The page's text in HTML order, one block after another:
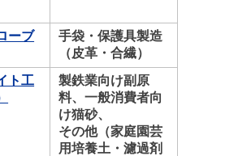
ーブ
手袋・保護具製造
（皮革・合繊）
ト工
製鉄業向け副原
料、一般消費者向
け猫砂、
その他（家庭園芸
用培養土・濾過剤